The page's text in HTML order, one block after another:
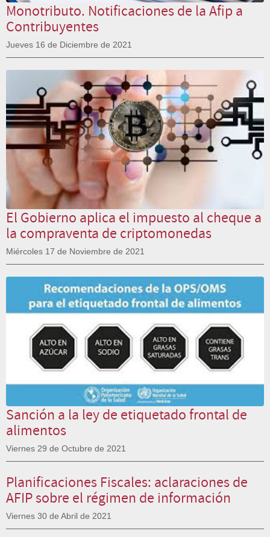
Monotributo. Notificaciones de la Afip a
Contribuyentes
Jueves 16 de Diciembre de 2021
El Gobierno aplica el impuesto al cheque a
la compraventa de criptomonedas
Miércoles 17 de Noviembre de 2021
Sanción a la ley de etiquetado frontal de
alimentos
Viernes 29 de Octubre de 2021
Planificaciones Fiscales: aclaraciones de
AFIP sobre el régimen de información
Viernes 30 de Abril de 2021